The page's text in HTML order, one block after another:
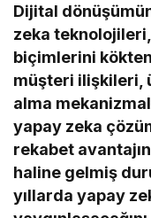
Uzmanlar, bu
daha da
Dijital
zeka
biçimlerini
müşteri ilişkileri,
alma
yapay zeka
rekabet
haline gelmiş
yıllarda yapay